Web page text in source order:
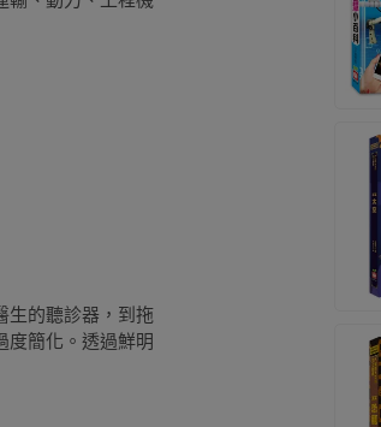
生的聽診器，到拖
度簡化。透過鮮明